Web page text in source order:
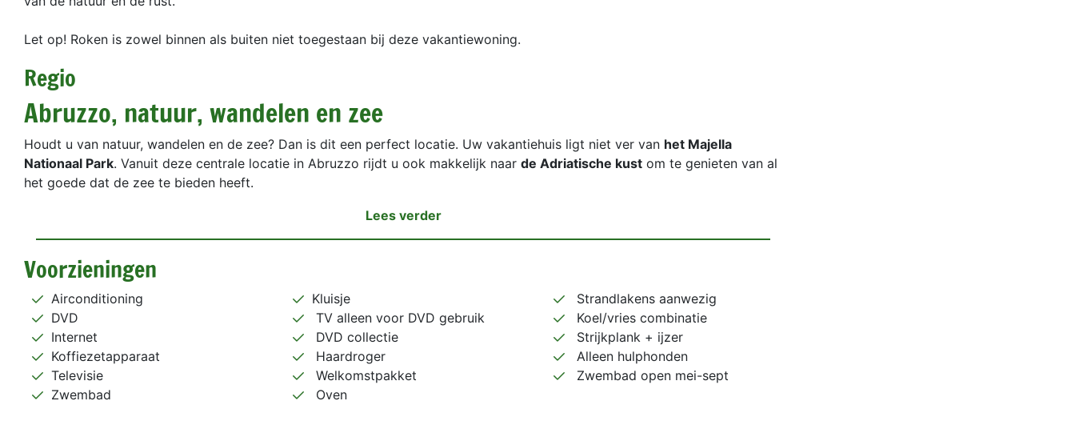
Let op! Roken is zowel binnen als buiten niet toegestaan bij deze vakantiewoning.
Regio
Abruzzo, natuur, wandelen en zee
Houdt u van natuur, wandelen en de zee? Dan is dit een perfect locatie. Uw vakantiehuis ligt niet ver van het Majella
Nationaal Park. Vanuit deze centrale locatie in Abruzzo rijdt u ook makkelijk naar de Adriatische kust om te genieten van al
het goede dat de zee te bieden heeft.
Lees verder
Voorzieningen
Airconditioning
DVD
Internet
Koffiezetapparaat
Televisie
Zwembad
Kluisje
TV alleen voor DVD gebruik
DVD collectie
Haardroger
Welkomstpakket
Oven
Strandlakens aanwezig
Koel/vries combinatie
Strijkplank + ijzer
Alleen hulphonden
Zwembad open mei-sept